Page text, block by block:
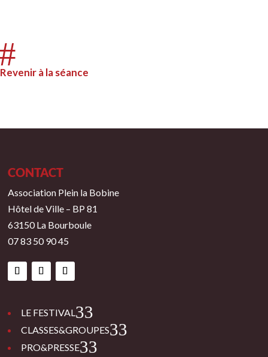
Revenir à la séance
CONTACT
Association Plein la Bobine
Hôtel de Ville – BP 81
63150 La Bourboule
07 83 50 90 45
LE FESTIVAL 3
CLASSES&GROUPES 3
PRO&PRESSE 3